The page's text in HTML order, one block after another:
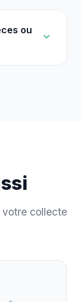
ou
votre collecte